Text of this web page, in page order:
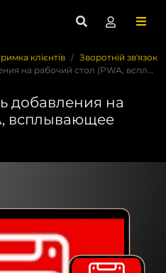
клієнтів
Зворотній зв'язок
рабочий стол (PWA, всплываю...
добавления на
всплывающее